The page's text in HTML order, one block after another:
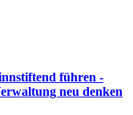
führen -
neu denken